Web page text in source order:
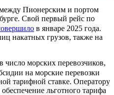
Пионерским и портом
Свой первый рейс по
в январе 2025 года.
накатных грузов, также на
морских перевозчиков,
на морские перевозки
тарифной ставке. Оператору
льготного тарифа